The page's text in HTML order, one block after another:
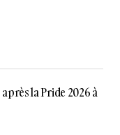
la Pride 2026 à